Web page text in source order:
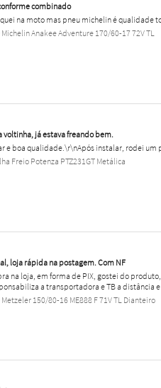
combinado
na moto mas pneu michelin é qualidade
Anakee Adventure 170/60-17 72V TL
voltinha, já estava freando bem.
e boa qualidade.\r\nApós instalar, rodei um
Freio Potenza PTZ231GT Metálica
loja rápida na postagem. Com NF
na loja, em forma de PIX, gostei do
a transportadora e TB a
150/80-16 ME888 F 71V TL Dianteiro